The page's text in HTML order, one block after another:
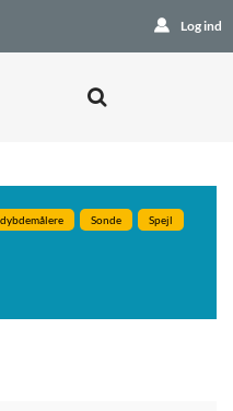
Log ind
Sonde Spejl